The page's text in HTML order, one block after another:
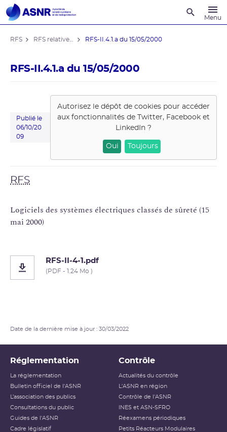
Menu
RFS RFS-II.4.1.a du 15/05/2000
RFS-II.4.1.a du 15/05/2000
Publié le
06/10/20
09
Autorisez le dépôt de cookies pour accéder
aux fonctionnalités deTwitter, Facebook et
LinkedIn ?
Oui Toujours
RFS
Logiciels des systèmes électriques classés de sûreté (15
mai 2000)
RFS-II-4-1.pdf
(PDF - 1.24 Mo )
Date de la dernière mise à jour : 30/03/2022
Réglementation
La réglementation
Bulletin officiel de l'ASNR
L’association des publics
Consultations du public
Guides de l'ASNR
Cadre législatif
Contrôle
Actualités du contrôle
L'ASNR en région
Contrôle de l'ASNR
INES et ASN-SFRO
Réexamens périodiques
Petits Réacteurs Modulaires